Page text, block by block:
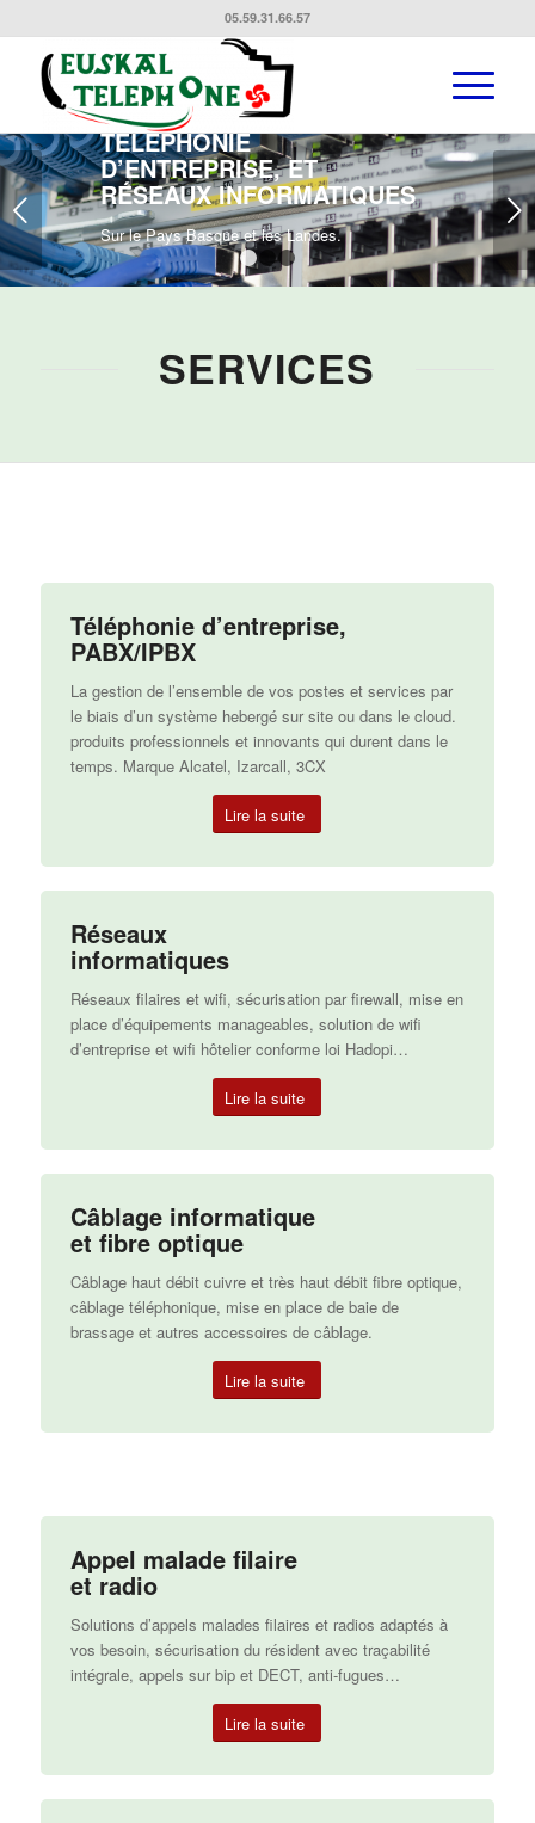
05.59.31.66.57
SPÉCIALISTE EN
TÉLÉCOMMUNICATIONS :
TÉLÉPHONIE
D’ENTREPRISE, ET
RÉSEAUX INFORMATIQUES
Sur le Pays Basque et les Landes.
Suivant
1 2 3
SERVICES
Téléphonie d’entreprise,
PABX/IPBX
La gestion de l’ensemble de vos postes et services par
le biais d’un système hebergé sur site ou dans le cloud.
produits professionnels et innovants qui durent dans le
temps. Marque Alcatel, Izarcall, 3CX
Lire la suite
Réseaux
informatiques
Réseaux filaires et wifi, sécurisation par firewall, mise en
place d’équipements manageables, solution de wifi
d’entreprise et wifi hôtelier conforme loi Hadopi…
Lire la suite
Câblage informatique
et fibre optique
Câblage haut débit cuivre et très haut débit fibre optique,
câblage téléphonique, mise en place de baie de
brassage et autres accessoires de câblage.
Lire la suite
Appel malade filaire
et radio
Solutions d’appels malades filaires et radios adaptés à
vos besoin, sécurisation du résident avec traçabilité
intégrale, appels sur bip et DECT, anti-fugues…
Lire la suite